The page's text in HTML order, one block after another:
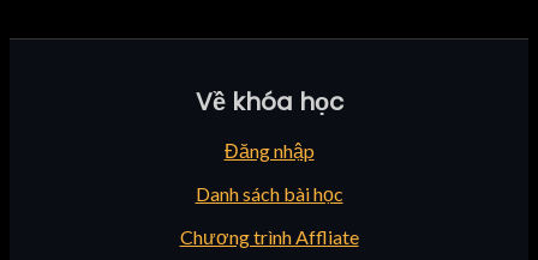
Về khóa học
Đăng nhập
Danh sách bài học
Chương trình Affliate